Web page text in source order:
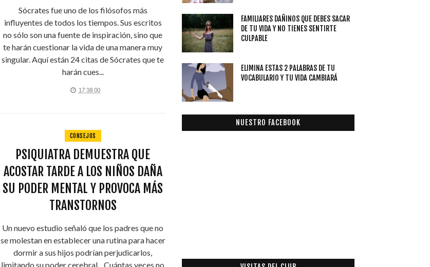
Sócrates fue uno de los filósofos más
influyentes de todos los tiempos. Sus escritos
no sólo son una fuente de inspiración, sino que
te harán cuestionar la vida de una manera muy
singular. Aquí están 24 citas de Sócrates que te
harán cues...
17:38:00
CONSEJOS
PSIQUIATRA DEMUESTRA QUE
ACOSTAR TARDE A LOS NIÑOS DAÑA
SU PODER MENTAL Y PROVOCA MÁS
TRANSTORNOS
Un nuevo estudio señaló que los padres que no
se molestan en establecer una rutina para hacer
dormir a sus hijos podrían perjudicarlos,
limitando su poder cerebral. Cuántas veces no
FAMILIARES DAÑINOS QUE DEBES SACAR
DE TU VIDA Y NO TIENES SENTIRTE
CULPABLE
ELIMINA ESTAS 2 PALABRAS DE TU
VOCABULARIO Y TU VIDA CAMBIARÁ
NUESTRO FACEBOOK